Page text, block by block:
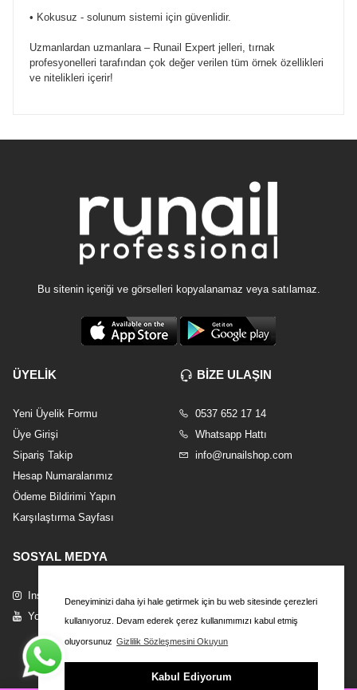
Deneyiminizi daha iyi hale getirmek için bu web sitesinde çerezleri
kullanıyoruz. Devam ederek çerez kullanımımızı kabul etmiş
oluyorsunuz Gizlilik Sözleşmesini Okuyun
Kabul Ediyorum
• Kokusuz - solunum sistemi için güvenlidir.
Uzmanlardan uzmanlara – Runail Expert jelleri, tırnak
profesyonelleri tarafından çok değer verilen tüm örnek özellikleri
ve nitelikleri içerir!
Bu sitenin içeriği ve görselleri kopyalanamaz veya satılamaz.
ÜYELİK
Yeni Üyelik Formu
Üye Girişi
Sipariş Takip
Hesap Numaralarımız
Ödeme Bildirimi Yapın
Karşılaştırma Sayfası
BİZE ULAŞIN
0537 652 17 14
Whatsapp Hattı
info@runailshop.com
SOSYAL MEDYA
Instagram
Youtube